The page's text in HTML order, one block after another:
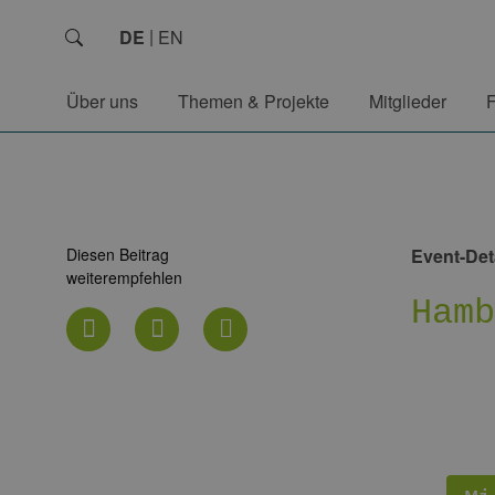
DE EN
Über uns Themen & Projekte Mitglieder
Event-
Diesen Beitrag
weiterempfehlen